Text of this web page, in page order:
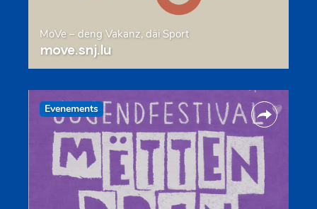
MoVe – deng Vakanz, däi Sport
move.snj.lu
Evenements